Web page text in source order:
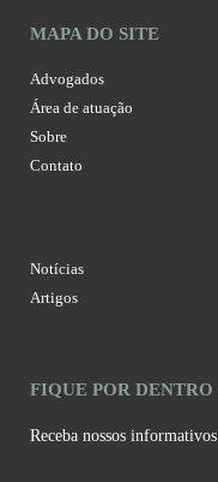
MAPA DO SITE
Advogados
Área de atuação
Sobre
Contato
Notícias
Artigos
FIQUE POR DENTRO
Receba nossos